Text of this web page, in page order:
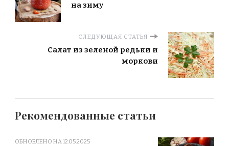
на зиму
СЛЕДУЮЩАЯ СТАТЬЯ
Салат из зеленой редьки и
моркови
Рекомендованные статьи
ОБНОВЛЕНО НА12.05.2025